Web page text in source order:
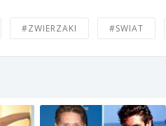
#ZWIERZAKI #SWIAT